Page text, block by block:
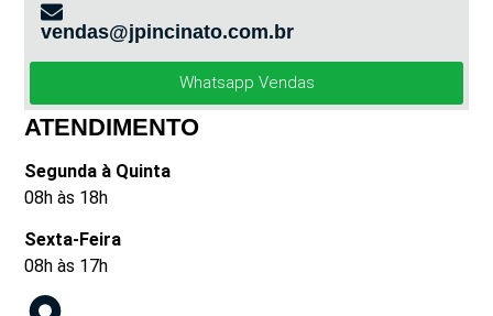
vendas@jpincinato.com.br
Whatsapp Vendas
ATENDIMENTO
Segunda à Quinta
08h às 18h
Sexta-Feira
08h às 17h